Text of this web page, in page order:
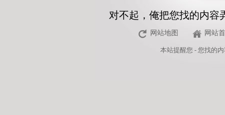
对不起，俺把您找的内容
网站地图 网站
本站提醒您 - 您找的